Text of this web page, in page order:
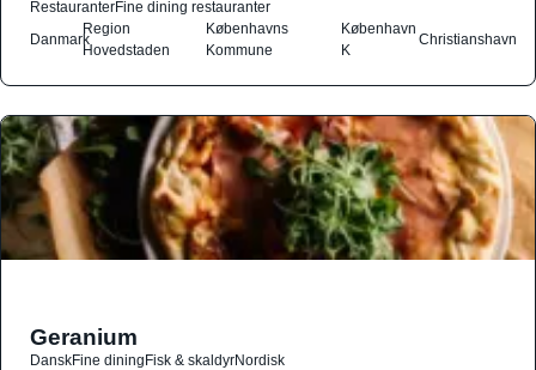
RestauranterFine dining restauranter
Danmark
Region
Hovedstaden
Københavns
Kommune
København
K
Christianshavn
Geranium
DanskFine diningFisk & skaldyrNordisk